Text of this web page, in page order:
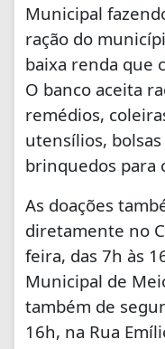
Municipal
ração do
baixa renda que
O banco aceita
remédios,
utensílios,
brinquedos para
As doações
diretamente no
feira, das 7h às
Municipal de
também de
16h, na Rua